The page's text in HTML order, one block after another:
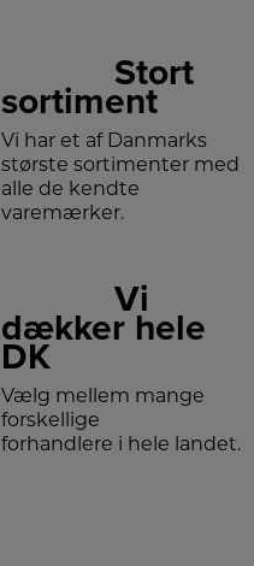
Stort
sortiment
Vi har et af Danmarks
største sortimenter med
alle de kendte
varemærker.
Vi
dækker hele
DK
Vælg mellem mange
forskellige
forhandlere i hele landet.